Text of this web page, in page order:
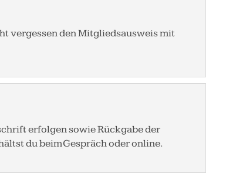
vergessen den Mitgliedsausweis mit
erfolgen sowie Rückgabe der
du beim Gespräch oder online.